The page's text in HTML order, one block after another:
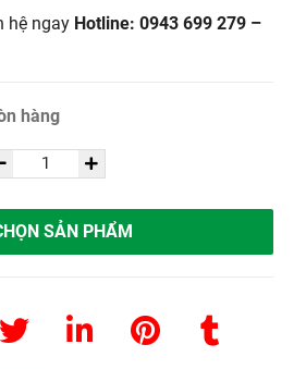
hệ ngay Hotline: 0943 699 279 –
hàng
SẢN PHẨM